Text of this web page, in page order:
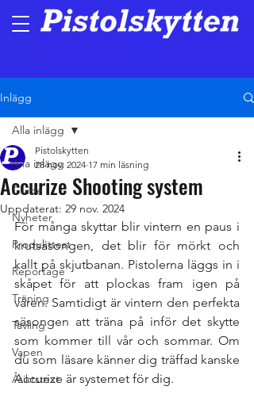
Inlägg
Alla inlägg
Guide
Nyheter
Produkttest
Reportage
Träning
Tävling
Vapen
Åsiktstext
Alla inlägg
Accurize Shooting system
Pistolskytten
28 nov. 2024 17 min läsning
Uppdaterat: 29 nov. 2024
För många skyttar blir vintern en paus i
krutsäsongen, det blir för mörkt och
kallt på skjutbanan. Pistolerna läggs in i
skåpet för att plockas fram igen på
våren. Samtidigt är vintern den perfekta
säsongen att träna på inför det skytte
som kommer till vår och sommar. Om
du som läsare känner dig träffad kanske
Accurize är systemet för dig.